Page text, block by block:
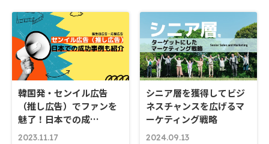
韓国発・センイル広告
（推し広告）でファンを
魅了！日本での成…
2023.11.17
シニア層を獲得してビジ
ネスチャンスを広げるマ
ーケティング戦略
2024.09.13